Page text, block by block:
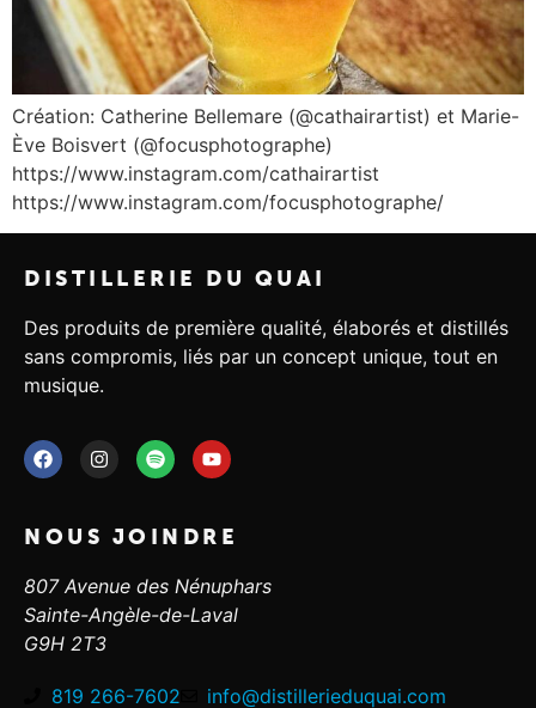
Création: Catherine Bellemare (@cathairartist) et Marie-
Ève Boisvert (@focusphotographe)
https://www.instagram.com/cathairartist
https://www.instagram.com/focusphotographe/
DISTILLERIE DU QUAI
Des produits de première qualité, élaborés et distillés
sans compromis, liés par un concept unique, tout en
musique.
NOUS JOINDRE
807 Avenue des Nénuphars
Sainte-Angèle-de-Laval
G9H 2T3
819 266-7602 info@distillerieduquai.com